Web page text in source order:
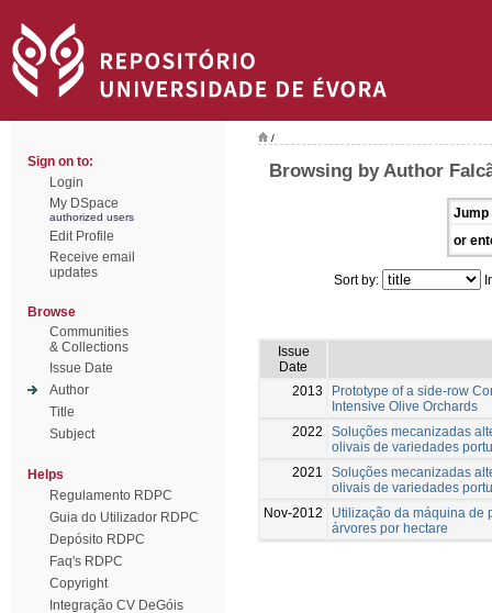
Sign on to:
Login
My DSpace
authorized users
Edit Profile
Receive email
updates
Browse
Communities
& Collections
Issue Date
Author
Title
Subject
Helps
Regulamento RDPC
Guia do Utilizador RDPC
Depósito RDPC
Faq's RDPC
Copyright
Integração CV DeGóis
/
Browsing by Author
Jump
or
Sort by:
Issue
Date
2013
Prototype of a side-row
Intensive Olive Orchards
2022
Soluções mecanizadas
olivais de variedades
2021
Soluções mecanizadas
olivais de variedades
Nov-2012
Utilização da máquina de
árvores por hectare